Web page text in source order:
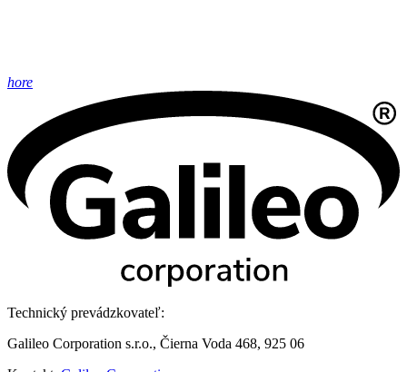
hore
Technický prevádzkovateľ:
Galileo Corporation s.r.o., Čierna Voda 468, 925 06